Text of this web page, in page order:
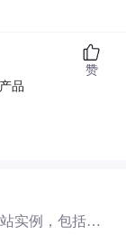
品
赞
实例，包括不